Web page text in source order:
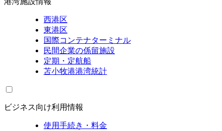
西港区
東港区
国際コンテナターミナル
民間企業の係留施設
定期・定航船
苫小牧港港湾統計
ビジネス向け利用情報
使用手続き・料金